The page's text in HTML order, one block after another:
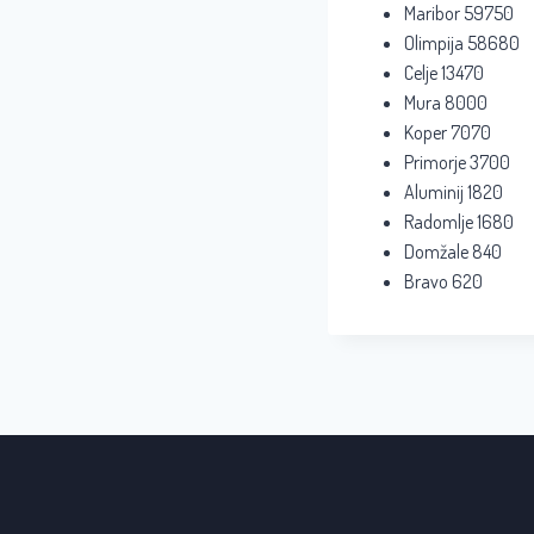
Maribor 59750
Olimpija 58680
Celje 13470
Mura 8000
Koper 7070
Primorje 3700
Aluminij 1820
Radomlje 1680
Domžale 840
Bravo 620